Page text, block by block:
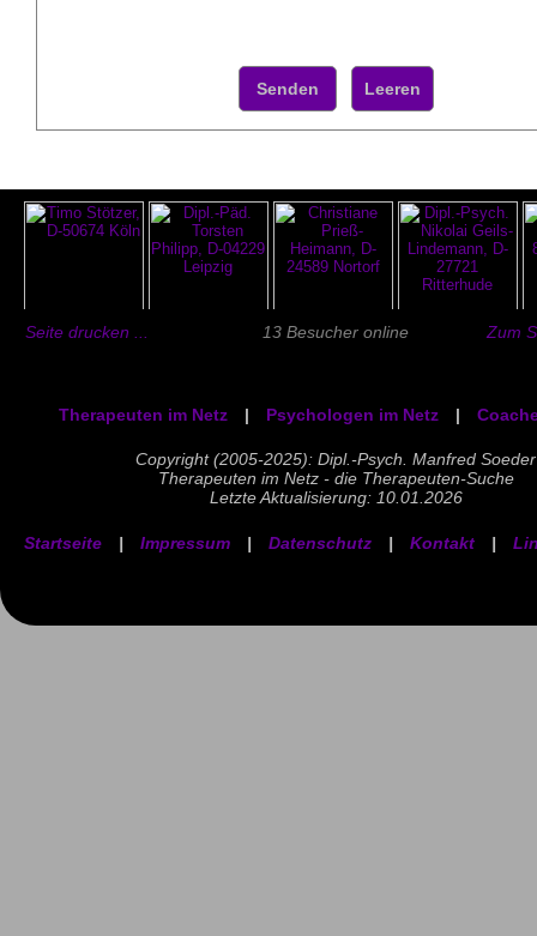
Seite drucken ... 13 Besucher online Zum
Therapeuten im Netz | Psychologen im Netz |
Copyright (2005-2025): Dipl.-Psych. Manfred Soeder
Therapeuten im Netz - die Therapeuten-Suche
Letzte Aktualisierung: 10.01.2026
Startseite | Impressum | Datenschutz | Kontakt |